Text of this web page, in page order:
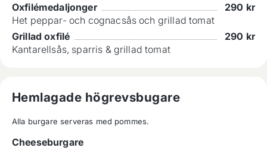
Oxfilémedaljonger
290 kr
Het peppar- och cognacsås och grillad tomat
Grillad oxfilé
290 kr
Kantarellsås, sparris & grillad tomat
Hemlagade högrevsbugare
Alla burgare serveras med pommes.
Cheeseburgare